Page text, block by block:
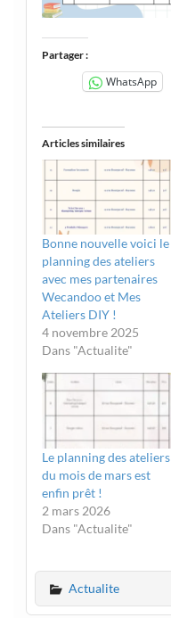
Partager :
WhatsApp
Articles similaires
Bonne nouvelle voici le
planning des ateliers
avec mes partenaires
Wecandoo et Mes
Ateliers DIY !
4 novembre 2025
Dans "Actualite"
Le planning des ateliers
du mois de mars est
enfin prêt !
2 mars 2026
Dans "Actualite"
Actualite